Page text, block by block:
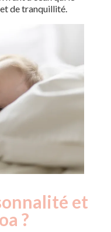
de tranquillité.
et
?